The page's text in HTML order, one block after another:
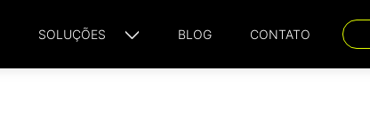
SOLUÇÕES BLOG CONTATO